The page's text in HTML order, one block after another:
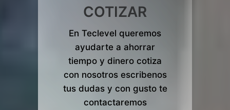
COTIZAR
En Teclevel queremos
ayudarte a ahorrar
tiempo y dinero cotiza
con nosotros escribenos
tus dudas y con gusto te
contactaremos